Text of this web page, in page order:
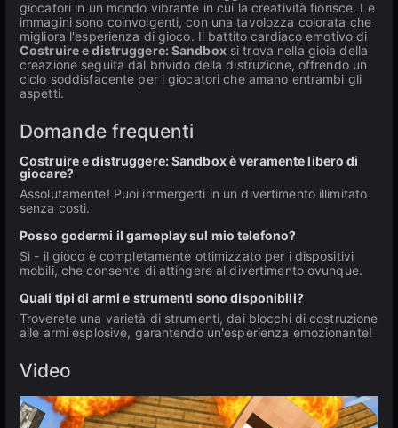
giocatori in un mondo vibrante in cui la creatività fiorisce. Le
immagini sono coinvolgenti, con una tavolozza colorata che
migliora l'esperienza di gioco. Il battito cardiaco emotivo di
Costruire e distruggere: Sandboxsi trova nella gioia della
creazione seguita dal brivido della distruzione, offrendo un
ciclo soddisfacente per i giocatori che amano entrambi gli
aspetti.
Domande frequenti
Costruire e distruggere: Sandbox è veramente libero di
giocare?
Assolutamente! Puoi immergerti in un divertimento illimitato
senza costi.
Posso godermi il gameplay sul mio telefono?
Sì - il gioco è completamente ottimizzato per i dispositivi
mobili, che consente di attingere al divertimento ovunque.
Quali tipi di armi e strumenti sono disponibili?
Troverete una varietà di strumenti, dai blocchi di costruzione
alle armi esplosive, garantendo un'esperienza emozionante!
Video